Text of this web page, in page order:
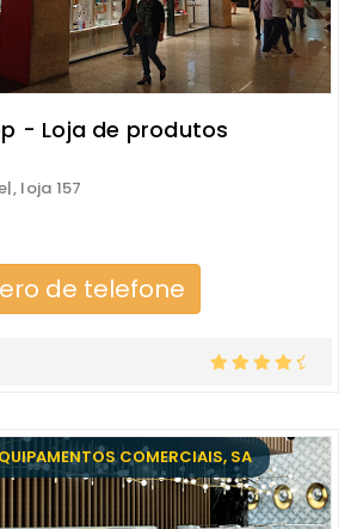
- Loja de produtos
loja 157
de telefone
COMERCIAIS, SA